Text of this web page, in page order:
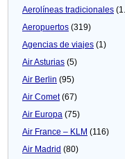
Aerolíneas tradicionales
Aeropuertos (319)
Agencias de viajes (1)
Air Asturias (5)
Air Berlin (95)
Air Comet(67)
Air Europa (75)
Air France – KLM (116)
Air Madrid (80)